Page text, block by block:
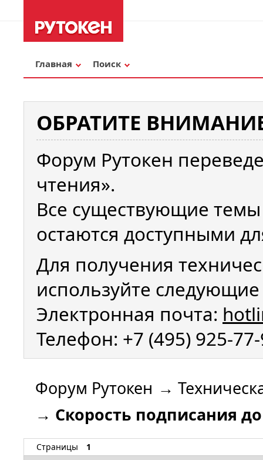
Главная Поиск
ОБРАТИТЕ
Форум Рутокен
чтения».
Все существующие
остаются доступными
Для получения
используйте
Электронная почта:
Телефон: +7 (495) 925-
Форум Рутокен →
→ Скорость подписания
Страницы 1